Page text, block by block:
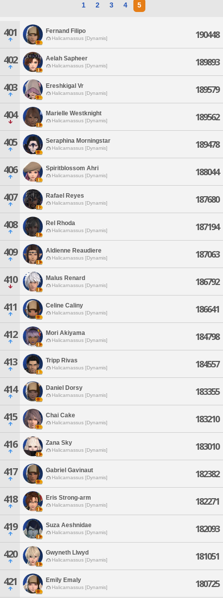
1 2 3 4 5
401 Fernand Filipo
Halicarnassus [Dynamis] 190448
402 Aelah Sapheer
Halicarnassus [Dynamis] 189893
403 Ereshkigal Vr
Halicarnassus [Dynamis] 189579
404 Marielle Westknight
Halicarnassus [Dynamis] 189562
405 Seraphina Morningstar
Halicarnassus [Dynamis] 189478
406 Spiritblossom Ahri
Halicarnassus [Dynamis] 188044
407 Rafael Reyes
Halicarnassus [Dynamis] 187680
408 Rel Rhoda
Halicarnassus [Dynamis] 187194
409 Aldienne Reaudiere
Halicarnassus [Dynamis] 187063
410 Malus Renard
Halicarnassus [Dynamis] 186792
411 Celine Caliny
Halicarnassus [Dynamis] 186641
412 Mori Akiyama
Halicarnassus [Dynamis] 184798
413 Tripp Rivas
Halicarnassus [Dynamis] 184557
414 Daniel Dorsy
Halicarnassus [Dynamis] 183355
415 Chai Cake
Halicarnassus [Dynamis] 183210
416 Zana Sky
Halicarnassus [Dynamis] 183010
417 Gabriel Gavinaut
Halicarnassus [Dynamis] 182382
418 Eris Strong-arm
Halicarnassus [Dynamis] 182271
419 Suza Aeshnidae
Halicarnassus [Dynamis] 182093
420 Gwyneth Llwyd
Halicarnassus [Dynamis] 181051
421 Emily Emaly
Halicarnassus [Dynamis] 180725